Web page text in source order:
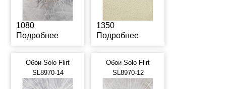
1080
Подробнее
1350
Подробнее
Обои Solo Flirt
SL8970-14
Обои Solo Flirt
SL8970-12